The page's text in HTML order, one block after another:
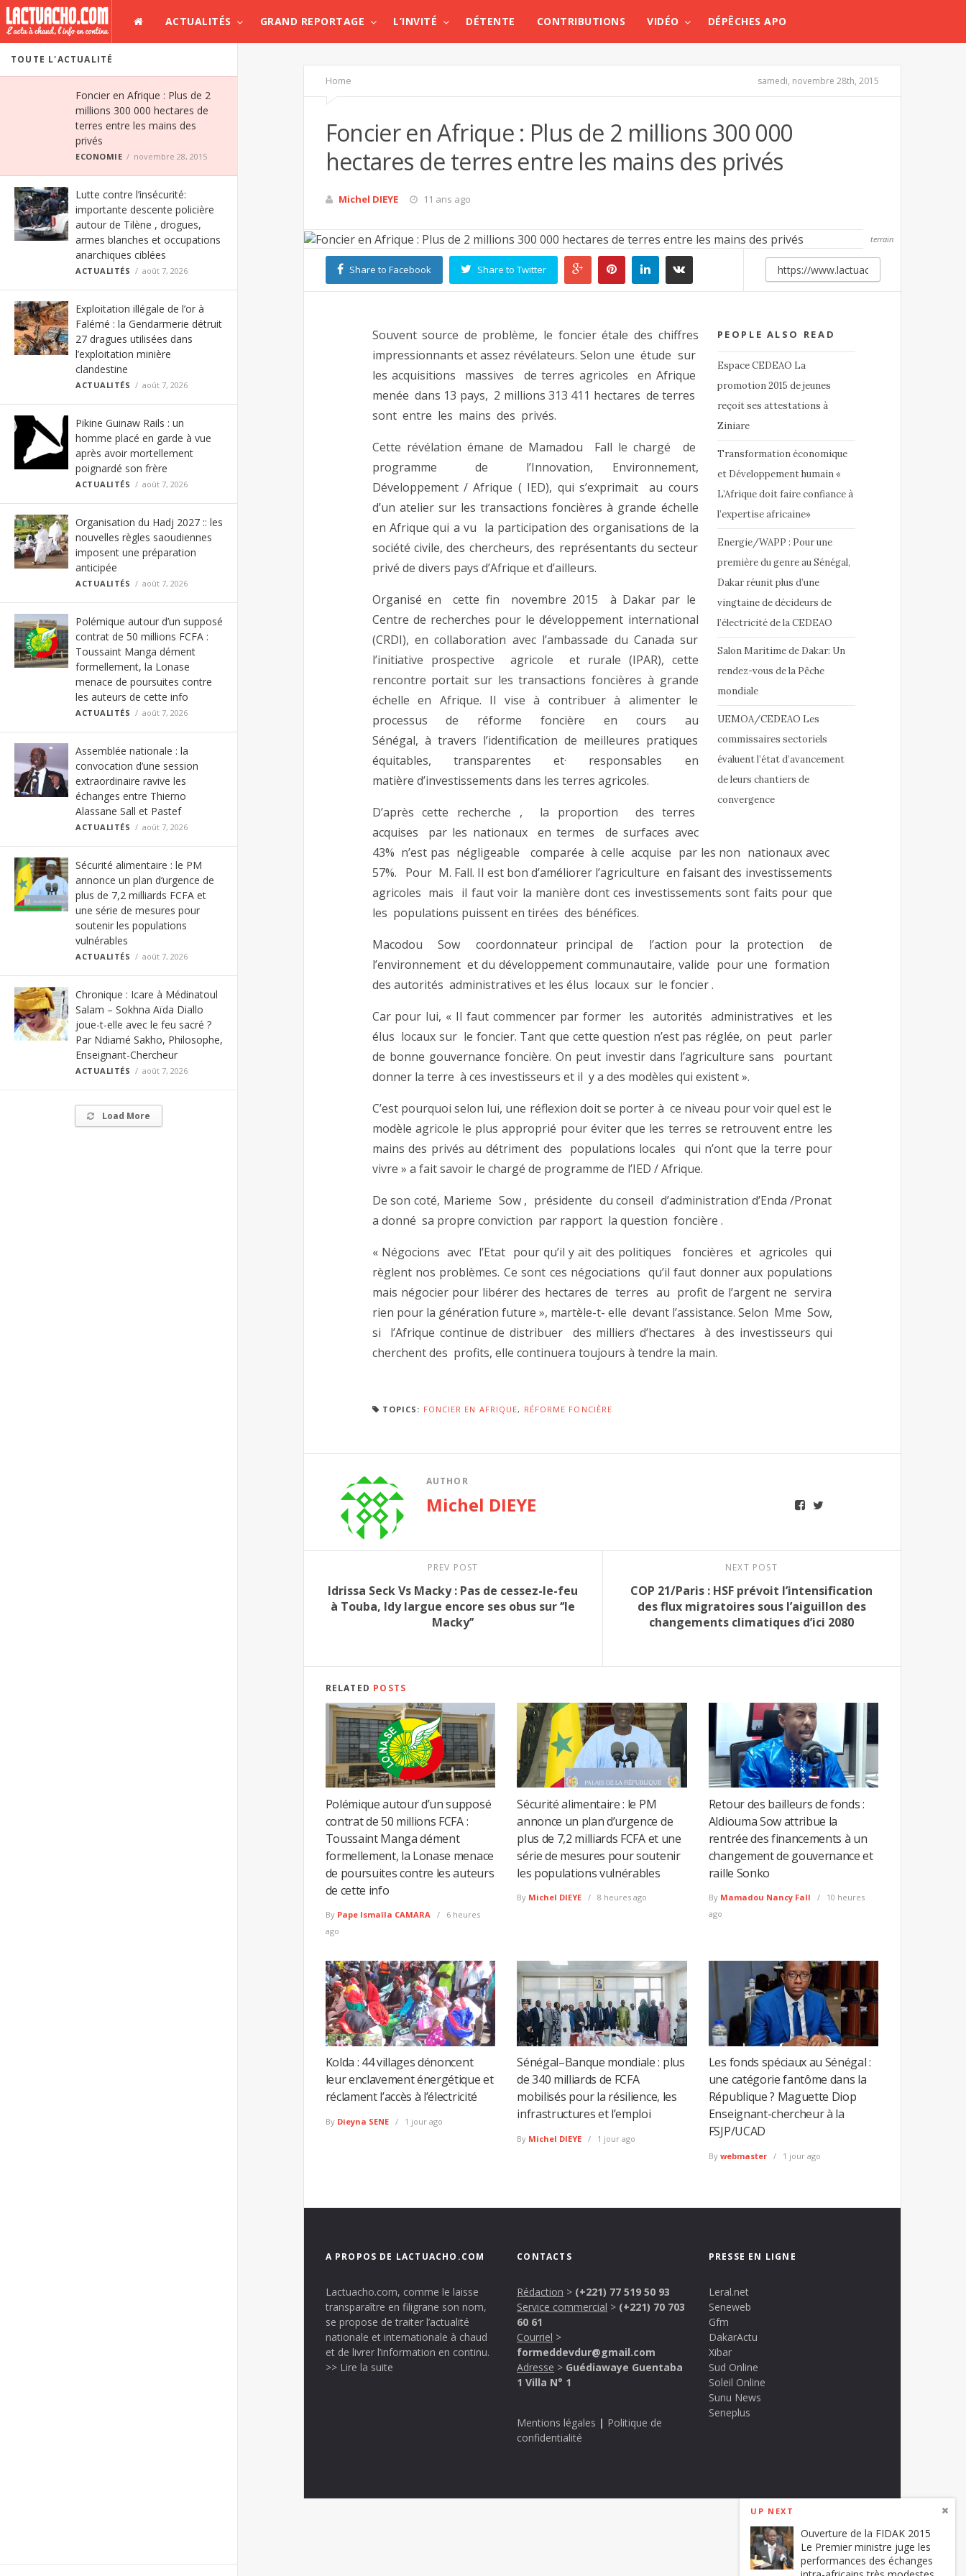
ACTUALITÉS GRAND REPORTAGE L’INVITÉ DÉTENTE CONTRIBUTIONS VIDÉO DÉPÊCHES APO
TOUTE L'ACTUALITÉ
Foncier en Afrique : Plus de 2
millions 300 000 hectares de
terres entre les mains des
privés
ECONOMIE novembre 28, 2015
Lutte contre l’insécurité:
importante descente policière
autour de Tilène , drogues,
armes blanches et occupations
anarchiques ciblées
ACTUALITÉS août 7, 2026
Exploitation illégale de l’or à
Falémé : la Gendarmerie détruit
27 dragues utilisées dans
l’exploitation minière
clandestine
ACTUALITÉS août 7, 2026
Pikine Guinaw Rails : un
homme placé en garde à vue
après avoir mortellement
poignardé son frère
ACTUALITÉS août 7, 2026
Organisation du Hadj 2027 :: les
nouvelles règles saoudiennes
imposent une préparation
anticipée
ACTUALITÉS août 7, 2026
Polémique autour d’un supposé
contrat de 50 millions FCFA :
Toussaint Manga dément
formellement, la Lonase
menace de poursuites contre
les auteurs de cette info
ACTUALITÉS août 7, 2026
Assemblée nationale : la
convocation d’une session
extraordinaire ravive les
échanges entre Thierno
Alassane Sall et Pastef
ACTUALITÉS août 7, 2026
Sécurité alimentaire : le PM
annonce un plan d’urgence de
plus de 7,2 milliards FCFA et
une série de mesures pour
soutenir les populations
vulnérables
ACTUALITÉS août 7, 2026
Chronique : Icare à Médinatoul
Salam – Sokhna Aïda Diallo
joue-t-elle avec le feu sacré ?
Par Ndiamé Sakho, Philosophe,
Enseignant-Chercheur
ACTUALITÉS août 7, 2026
Load More
Home samedi, novembre 28th, 2015
Foncier en Afrique : Plus de 2 millions 300 000
hectares de terres entre les mains des privés
Michel DIEYE 11 ans ago
terrain
Share to Facebook Share to Twitter
PEOPLE ALSO READ
Espace CEDEAO La
promotion 2015 de jeunes
reçoit ses attestations à
Ziniare
Transformation économique
et Développement humain «
L’Afrique doit faire confiance à
l’expertise africaine»
Energie/WAPP : Pour une
première du genre au Sénégal,
Dakar réunit plus d’une
vingtaine de décideurs de
l’électricité de la CEDEAO
Salon Maritime de Dakar: Un
rendez-vous de la Pêche
mondiale
UEMOA/CEDEAO Les
commissaires sectoriels
évaluent l’état d’avancement
de leurs chantiers de
convergence
Souvent source de problème, le foncier étale des chiffres
impressionnants et assez révélateurs. Selon une étude sur
les acquisitions massives de terres agricoles en Afrique
menée dans 13 pays, 2 millions 313 411 hectares de terres
sont entre les mains des privés.
Cette révélation émane de Mamadou Fall le chargé de
programme de l’Innovation, Environnement,
Développement / Afrique ( IED), qui s’exprimait au cours
d’un atelier sur les transactions foncières à grande échelle
en Afrique qui a vu la participation des organisations de la
société civile, des chercheurs, des représentants du secteur
privé de divers pays d’Afrique et d’ailleurs.
Organisé en cette fin novembre 2015 à Dakar par le
Centre de recherches pour le développement international
(CRDI), en collaboration avec l’ambassade du Canada sur
l’initiative prospective agricole et rurale (IPAR), cette
rencontre portait sur les transactions foncières à grande
échelle en Afrique. Il vise à contribuer à alimenter le
processus de réforme foncière en cours au
Sénégal, à travers l’identification de meilleures pratiques
équitables, transparentes et· responsables en
matière d’investissements dans les terres agricoles.
D’après cette recherche , la proportion des terres
acquises par les nationaux en termes de surfaces avec
43% n’est pas négligeable comparée à celle acquise par les non nationaux avec
57%. Pour M. Fall. Il est bon d’améliorer l’agriculture en faisant des investissements
agricoles mais il faut voir la manière dont ces investissements sont faits pour que
les populations puissent en tirées des bénéfices.
Macodou Sow coordonnateur principal de l’action pour la protection de
l’environnement et du développement communautaire, valide pour une formation
des autorités administratives et les élus locaux sur le foncier .
Car pour lui, « Il faut commencer par former les autorités administratives et les
élus locaux sur le foncier. Tant que cette question n’est pas réglée, on peut parler
de bonne gouvernance foncière. On peut investir dans l’agriculture sans pourtant
donner la terre à ces investisseurs et il y a des modèles qui existent ».
C’est pourquoi selon lui, une réflexion doit se porter à ce niveau pour voir quel est le
modèle agricole le plus approprié pour éviter que les terres se retrouvent entre les
mains des privés au détriment des populations locales qui n’ont que la terre pour
vivre » a fait savoir le chargé de programme de l’IED / Afrique.
De son coté, Marieme Sow , présidente du conseil d’administration d’Enda /Pronat
a donné sa propre conviction par rapport la question foncière .
« Négocions avec l’Etat pour qu’il y ait des politiques foncières et agricoles qui
règlent nos problèmes. Ce sont ces négociations qu’il faut donner aux populations
mais négocier pour libérer des hectares de terres au profit de l’argent ne servira
rien pour la génération future », martèle-t- elle devant l’assistance. Selon Mme Sow,
si l’Afrique continue de distribuer des milliers d’hectares à des investisseurs qui
cherchent des profits, elle continuera toujours à tendre la main.
TOPICS: FONCIER EN AFRIQUE, RÉFORME FONCIÈRE
AUTHOR
Michel DIEYE
UP NEXT
Ouverture de la FIDAK 2015
Le Premier ministre juge les
performances des échanges
PREV POST
Idrissa Seck Vs Macky : Pas de cessez-le-feu
à Touba, Idy largue encore ses obus sur ‘’le
Macky’’
NEXT POST
COP 21/Paris : HSF prévoit l’intensification
des flux migratoires sous l’aiguillon des
changements climatiques d’ici 2080
RELATED POSTS
Polémique autour d’un supposé
contrat de 50 millions FCFA :
Toussaint Manga dément
formellement, la Lonase menace
de poursuites contre les auteurs
de cette info
By Pape Ismaïla CAMARA
6 heures
ago
Sécurité alimentaire : le PM
annonce un plan d’urgence de
plus de 7,2 milliards FCFA et une
série de mesures pour soutenir
les populations vulnérables
By Michel DIEYE 8 heures ago
Retour des bailleurs de fonds :
Aldiouma Sow attribue la
rentrée des financements à un
changement de gouvernance et
raille Sonko
By Mamadou Nancy Fall
10 heures
ago
Kolda : 44 villages dénoncent
leur enclavement énergétique et
réclament l’accès à l’électricité
By Dieyna SENE 1 jour ago
Sénégal–Banque mondiale : plus
de 340 milliards de FCFA
mobilisés pour la résilience, les
infrastructures et l’emploi
By Michel DIEYE 1 jour ago
Les fonds spéciaux au Sénégal :
une catégorie fantôme dans la
République ? Maguette Diop
Enseignant-chercheur à la
FSJP/UCAD
By webmaster 1 jour ago
A PROPOS DE LACTUACHO.COM
Lactuacho.com, comme le laisse
transparaître en filigrane son nom,
se propose de traiter l’actualité
nationale et internationale à chaud
et de livrer l’information en continu.
>> Lire la suite
CONTACTS
Rédaction > (+221) 77 519 50 93
Service commercial > (+221) 70 703
60 61
Courriel >
formeddevdur@gmail.com
Adresse > Guédiawaye Guentaba
1 Villa N° 1
Mentions légales | Politique de
confidentialité
PRESSE EN LIGNE
Leral.net
Seneweb
Gfm
DakarActu
Xibar
Sud Online
Soleil Online
Sunu News
Seneplus